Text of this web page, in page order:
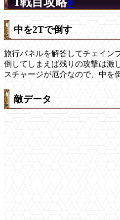
中を2Tで倒す
旅行パネルを解答してチェイン
倒してしまえば残りの攻撃は激
スチャージが厄介なので、中を
敵データ